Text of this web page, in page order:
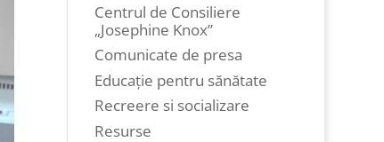
Centrul de Consiliere
„Josephine Knox”
Comunicate de presa
Educaţie pentru sănătate
Recreere si socializare
Resurse